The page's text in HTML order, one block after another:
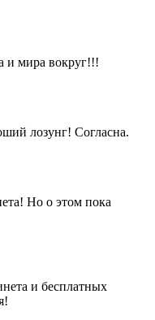
и мира вокруг!!!
лозунг! Согласна.
Но о этом пока
и бесплатных